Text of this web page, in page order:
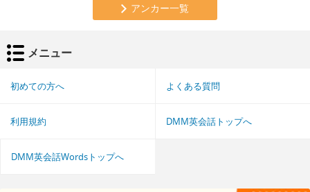
アンカー一覧
メニュー
初めての方へ よくある質問
利用規約 DMM英会話トップへ
DMM英会話Wordsトップへ